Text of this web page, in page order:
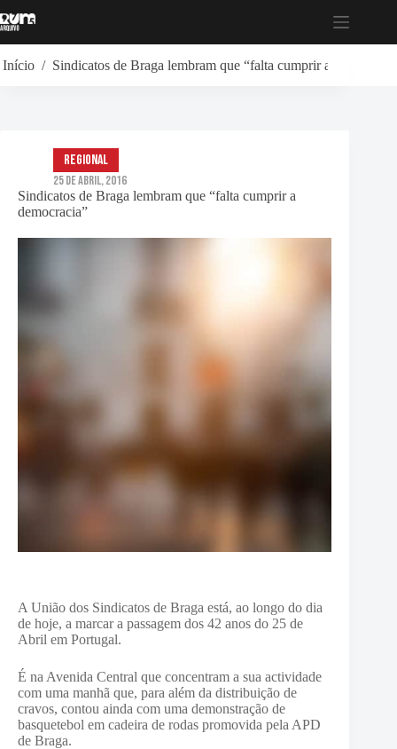
para
Início / Sindicatos de Braga lembram que “falta cumprir a
Sindicatos de Braga lembram que “falta cumprir a
democracia”
Regional
25 de Abril, 2016
A União dos Sindicatos de Braga está, ao longo do dia
de hoje, a marcar a passagem dos 42 anos do 25 de
Abril em Portugal.
É na Avenida Central que concentram a sua actividade
com uma manhã que, para além da distribuição de
cravos, contou ainda com uma demonstração de
basquetebol em cadeira de rodas promovida pela APD
de Braga.